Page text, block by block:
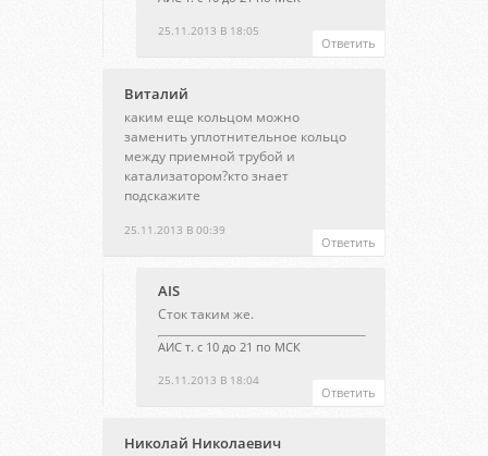
25.11.2013 В 18:05
Ответить
Виталий
25.11.2013 В 00:39
каким еще кольцом можно
заменить уплотнительное кольцо
между приемной трубой и
катализатором?кто знает
подскажите
Ответить
AIS
25.11.2013 В 18:04
Сток таким же.
АИС т. с 10 до 21 по МСК
Ответить
Николай Николаевич